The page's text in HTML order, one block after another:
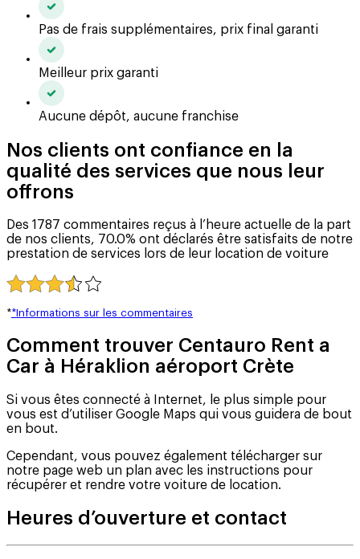
Pas de frais supplémentaires, prix final garanti
Meilleur prix garanti
Aucune dépôt, aucune franchise
Nos clients ont confiance en la
qualité des services que nous leur
offrons
Des 1787 commentaires reçus à l’heure actuelle de la part
de nos clients, 70.0% ont déclarés être satisfaits de notre
prestation de services lors de leur location de voiture
**Informations sur les commentaires
Comment trouver Centauro Rent a
Car à Héraklion aéroport Crète
Si vous êtes connecté à Internet, le plus simple pour
vous est d’utiliser Google Maps qui vous guidera de bout
en bout.
Cependant, vous pouvez également télécharger sur
notre page web un plan avec les instructions pour
récupérer et rendre votre voiture de location.
Heures d’ouverture et contact